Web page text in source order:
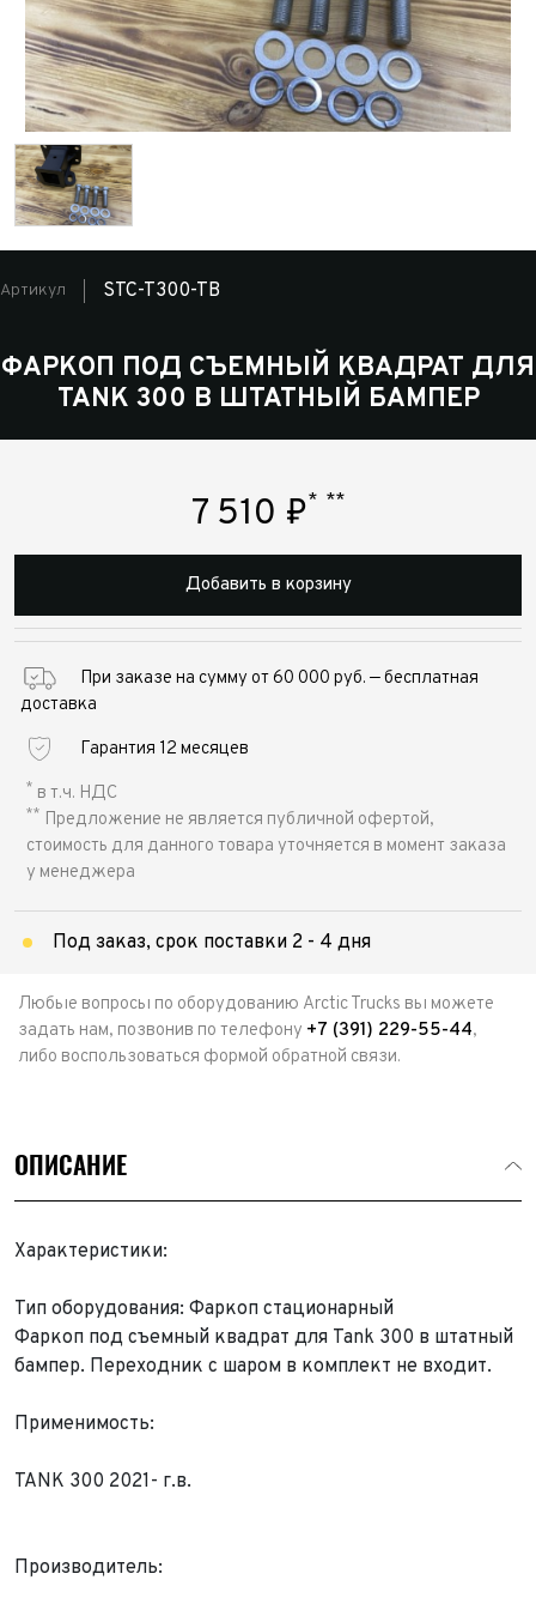
Артикул STC-T300-TB
ФАРКОП ПОД СЪЕМНЫЙ КВАДРАТ ДЛЯ
TANK 300 В ШТАТНЫЙ БАМПЕР
7 510 ₽* **
Добавить в корзину
При заказе на сумму от 60 000 руб. — бесплатная
доставка
Гарантия 12 месяцев
* в т.ч. НДС
** Предложение не является публичной офертой,
стоимость для данного товара уточняется в момент заказа
у менеджера
Под заказ, срок поставки 2 - 4 дня
Любые вопросы по оборудованию Arctic Trucks вы можете
задать нам, позвонив по телефону +7 (391) 229-55-44,
либо воспользоваться формой обратной связи.
ОПИСАНИЕ
Характеристики:
Тип оборудования: Фаркоп стационарный
Фаркоп под съемный квадрат для Tank 300 в штатный
бампер. Переходник с шаром в комплект не входит.
Применимость:
TANK 300 2021- г.в.
Производитель:Обратная связь